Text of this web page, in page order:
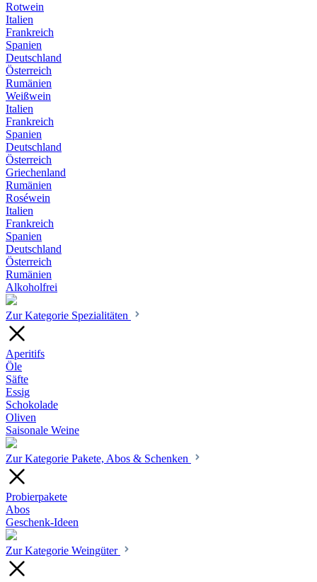
Rotwein
Italien
Frankreich
Spanien
Deutschland
Österreich
Rumänien
Weißwein
Italien
Frankreich
Spanien
Deutschland
Österreich
Griechenland
Rumänien
Roséwein
Italien
Frankreich
Spanien
Deutschland
Österreich
Rumänien
Alkoholfrei
Zur Kategorie Spezialitäten
Aperitifs
Öle
Säfte
Essig
Schokolade
Oliven
Saisonale Weine
Zur Kategorie Pakete, Abos & Schenken
Probierpakete
Abos
Geschenk-Ideen
Zur Kategorie Weingüter